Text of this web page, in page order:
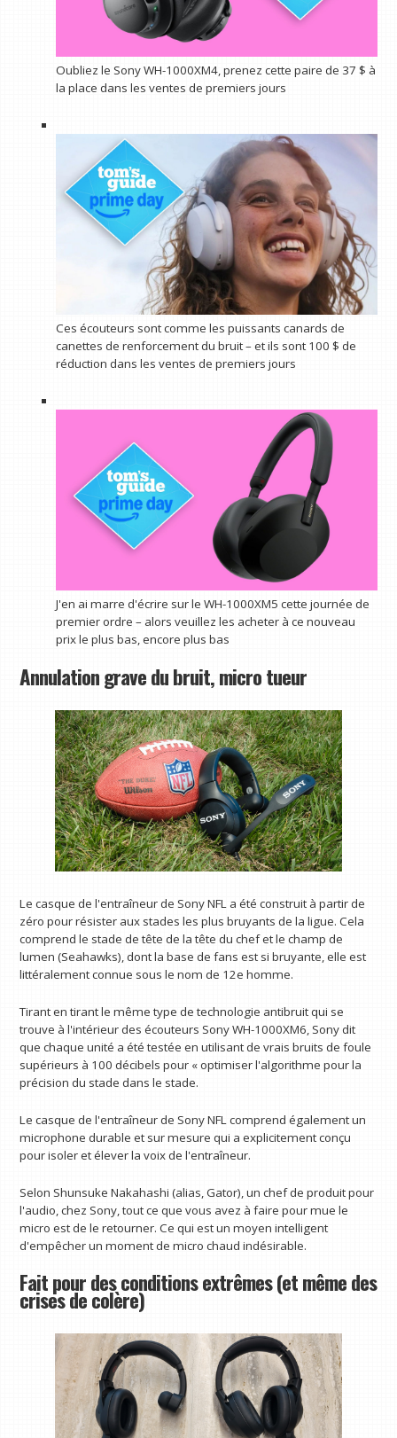
Oubliez le Sony WH-1000XM4, prenez cette paire de 37 $ à
la place dans les ventes de premiers jours
Ces écouteurs sont comme les puissants canards de
canettes de renforcement du bruit – et ils sont 100 $ de
réduction dans les ventes de premiers jours
J'en ai marre d'écrire sur le WH-1000XM5 cette journée de
premier ordre – alors veuillez les acheter à ce nouveau
prix le plus bas, encore plus bas
Annulation grave du bruit, micro tueur
Le casque de l'entraîneur de Sony NFL a été construit à partir de
zéro pour résister aux stades les plus bruyants de la ligue. Cela
comprend le stade de tête de la tête du chef et le champ de
lumen (Seahawks), dont la base de fans est si bruyante, elle est
littéralement connue sous le nom de 12e homme.
Tirant en tirant le même type de technologie antibruit qui se
trouve à l'intérieur des écouteurs Sony WH-1000XM6, Sony dit
que chaque unité a été testée en utilisant de vrais bruits de foule
supérieurs à 100 décibels pour « optimiser l'algorithme pour la
précision du stade dans le stade.
Le casque de l'entraîneur de Sony NFL comprend également un
microphone durable et sur mesure qui a explicitement conçu
pour isoler et élever la voix de l'entraîneur.
Selon Shunsuke Nakahashi (alias, Gator), un chef de produit pour
l'audio, chez Sony, tout ce que vous avez à faire pour mue le
micro est de le retourner. Ce qui est un moyen intelligent
d'empêcher un moment de micro chaud indésirable.
Fait pour des conditions extrêmes (et même des
crises de colère)